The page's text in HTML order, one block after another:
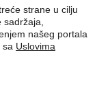
strane u cilju
našeg portala
sa Uslovima